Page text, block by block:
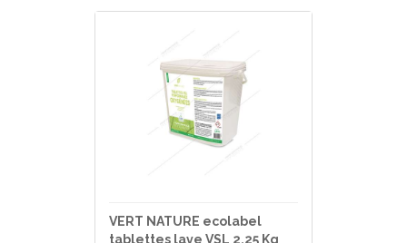
VERT NATURE ecolabel
tablettes lave VSL 2.25 Kg